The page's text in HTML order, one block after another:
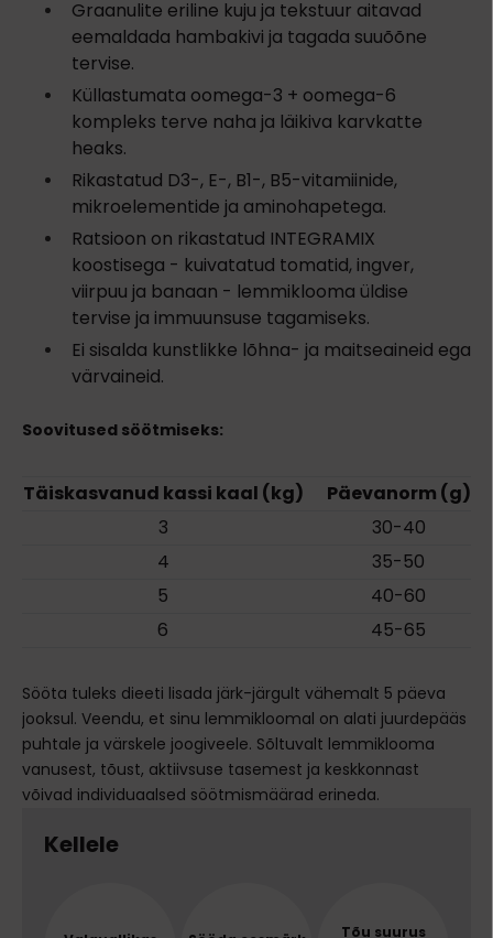
Graanulite eriline kuju ja tekstuur aitavad
eemaldada hambakivi ja tagada suuõõne
tervise.
Küllastumata oomega-3 + oomega-6
kompleks terve naha ja läikiva karvkatte
heaks.
Rikastatud D3-, E-, B1-, B5-vitamiinide,
mikroelementide ja aminohapetega.
Ratsioon on rikastatud INTEGRAMIX
koostisega - kuivatatud tomatid, ingver,
viirpuu ja banaan - lemmiklooma üldise
tervise ja immuunsuse tagamiseks.
Ei sisalda kunstlikke lõhna- ja maitseaineid ega
värvaineid.
Soovitused söötmiseks:
Täiskasvanud kassi kaal (kg)
Päevanorm (g)
3
30-40
4
35-50
5
40-60
6
45-65
Sööta tuleks dieeti lisada järk-järgult vähemalt 5 päeva
jooksul. Veendu, et sinu lemmikloomal on alati juurdepääs
puhtale ja värskele joogiveele. Sõltuvalt lemmiklooma
vanusest, tõust, aktiivsuse tasemest ja keskkonnast
võivad individuaalsed söötmismäärad erineda.
Kellele
Tõu suurus